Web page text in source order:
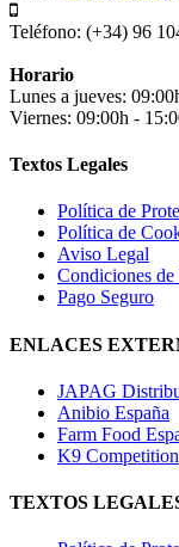
Teléfono: (+34) 96
Horario
Lunes a jueves:
Viernes: 09:00h -
Textos Legales
Política de
Política de
Aviso Legal
Condiciones
Pago Seguro
ENLACES
JAPAG
Anibio España
Farm Food
K9 Competition
TEXTOS